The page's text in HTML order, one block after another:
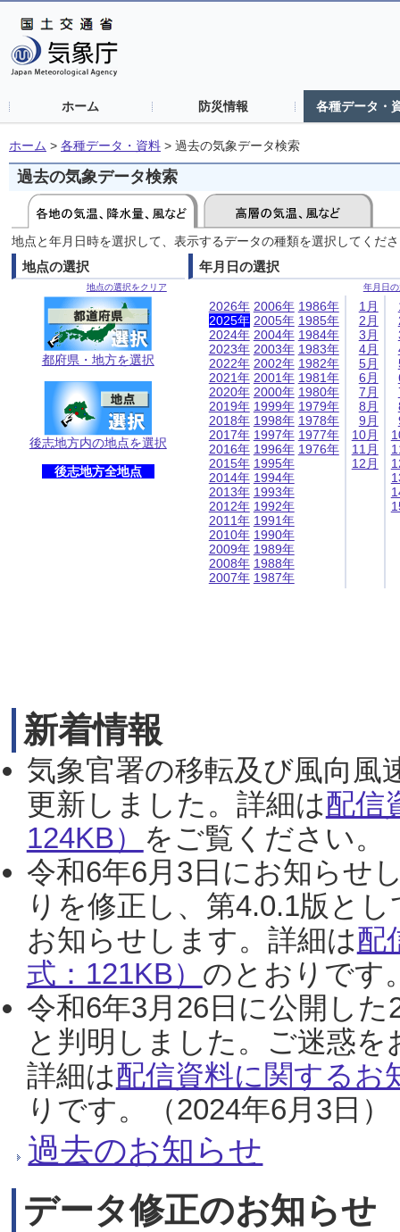
ホーム 防災情報 各種データ・
ホーム > 各種データ・資料 > 過去の気象データ検索
過去の気象データ検索
地点と年月日時を選択して、表示するデータの種類を選択してくだ
地点の選択
地点の選択をクリア
都府県・地方を選択
後志地方内の地点を選択
後志地方全地点
年月日の選択
年月日
2026年
2025年
2024年
2023年
2022年
2021年
2020年
2019年
2018年
2017年
2016年
2015年
2014年
2013年
2012年
2011年
2010年
2009年
2008年
2007年
2006年
2005年
2004年
2003年
2002年
2001年
2000年
1999年
1998年
1997年
1996年
1995年
1994年
1993年
1992年
1991年
1990年
1989年
1988年
1987年
1986年
1985年
1984年
1983年
1982年
1981年
1980年
1979年
1978年
1977年
1976年
1月
2月
3月
4月
5月
6月
7月
8月
9月
10月
11月
12月
新着情報
気象官署の移転及び風向風
更新しました。詳細は配信
124KB） をご覧ください。
令和6年6月3日にお知らせ
りを修正し、第4.0.1版と
お知らせします。詳細は配
式：121KB） のとおりです
令和6年3月26日に公開し
と判明しました。ご迷惑
詳細は配信資料に関するお
りです。（2024年6月3日）
過去のお知らせ
データ修正のお知らせ